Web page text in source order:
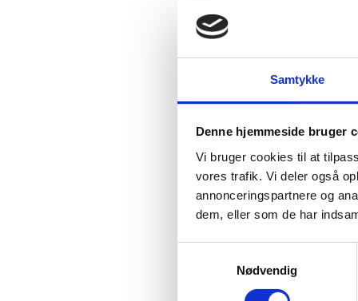
Samtykke
Denne hjemmeside bruger
Vi bruger cookies til at
vores trafik. Vi deler også
annonceringspartnere og
dem, eller som de har
Nødvendig
som
er